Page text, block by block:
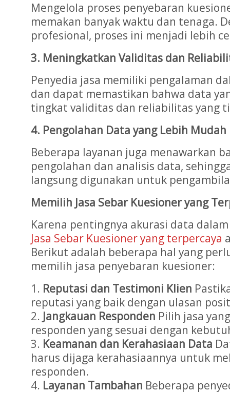
Mengelola proses penyebaran
memakan banyak waktu dan tenaga.
profesional, proses ini menjadi lebih
3. Meningkatkan Validitas dan
Penyedia jasa memiliki pengalaman
dan dapat memastikan bahwa data
tingkat validitas dan reliabilitas yang
4. Pengolahan Data yang Lebih Mudah
Beberapa layanan juga menawarkan
pengolahan dan analisis data,
langsung digunakan untuk
Memilih Jasa Sebar Kuesioner yang
Karena pentingnya akurasi data
Jasa Sebar Kuesioner yang terpercaya
Berikut adalah beberapa hal yang
memilih jasa penyebaran kuesioner:
Reputasi dan Testimoni Klien
reputasi yang baik dengan ulasan
Jangkauan Responden Pilih jasa
responden yang sesuai dengan
Keamanan dan Kerahasiaan Data
harus dijaga kerahasiaannya untuk
responden.
Layanan Tambahan Beberapa